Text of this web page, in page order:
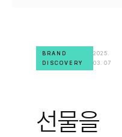
BRAND
DISCOVERY
2025.
03. 07
선물을